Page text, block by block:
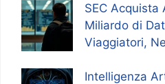
SEC Acquista
Miliardo di
Viaggiatori,
Intelligenza